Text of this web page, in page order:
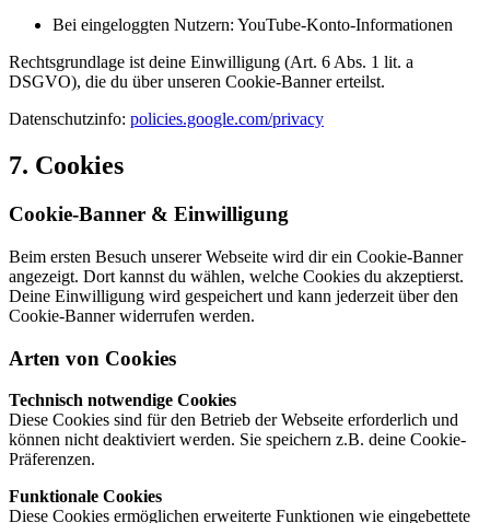
Bei eingeloggten Nutzern: YouTube-Konto-Informationen
Rechtsgrundlage ist deine Einwilligung (Art. 6 Abs. 1 lit. a
DSGVO), die du über unseren Cookie-Banner erteilst.
Datenschutzinfo: policies.google.com/privacy
7. Cookies
Cookie-Banner & Einwilligung
Beim ersten Besuch unserer Webseite wird dir ein Cookie-Banner
angezeigt. Dort kannst du wählen, welche Cookies du akzeptierst.
Deine Einwilligung wird gespeichert und kann jederzeit über den
Cookie-Banner widerrufen werden.
Arten von Cookies
Technisch notwendige Cookies
Diese Cookies sind für den Betrieb der Webseite erforderlich und
können nicht deaktiviert werden. Sie speichern z.B. deine Cookie-
Präferenzen.
Funktionale Cookies
Diese Cookies ermöglichen erweiterte Funktionen wie eingebettete